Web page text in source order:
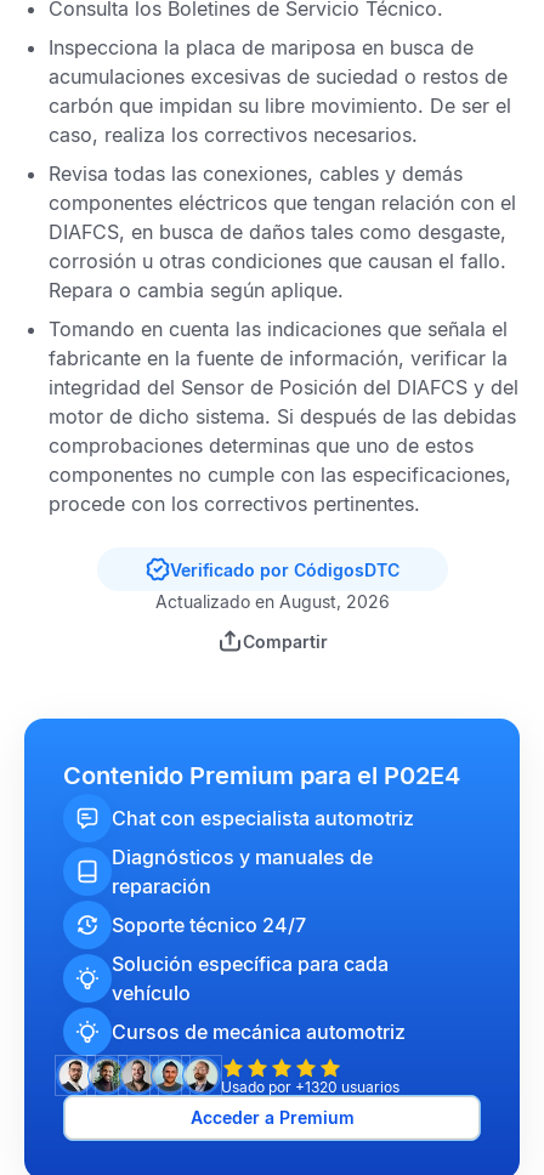
Consulta los Boletines de Servicio Técnico.
Inspecciona la placa de mariposa en busca de
acumulaciones excesivas de suciedad o restos de
carbón que impidan su libre movimiento. De ser el
caso, realiza los correctivos necesarios.
Revisa todas las conexiones, cables y demás
componentes eléctricos que tengan relación con el
DIAFCS, en busca de daños tales como desgaste,
corrosión u otras condiciones que causan el fallo.
Repara o cambia según aplique.
Tomando en cuenta las indicaciones que señala el
fabricante en la fuente de información, verificar la
integridad del Sensor de Posición del DIAFCS y del
motor de dicho sistema. Si después de las debidas
comprobaciones determinas que uno de estos
componentes no cumple con las especificaciones,
procede con los correctivos pertinentes.
Verificado por CódigosDTC
Actualizado en August, 2026
Compartir
Contenido Premium para el P02E4
Chat con especialista automotriz
Diagnósticos y manuales de
reparación
Soporte técnico 24/7
Solución específica para cada
vehículo
Cursos de mecánica automotriz
Usado por +1320 usuarios
Acceder a Premium